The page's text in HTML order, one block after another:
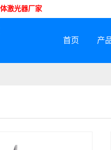
激光器厂家
首页 产
CCS集成